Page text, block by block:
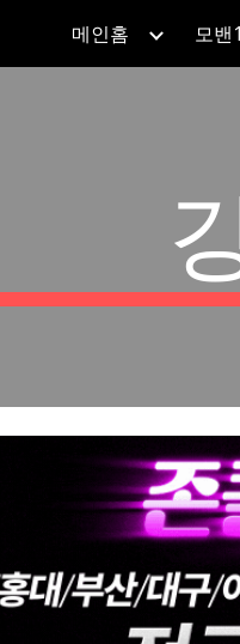
Skip to main
메인홈 모밴